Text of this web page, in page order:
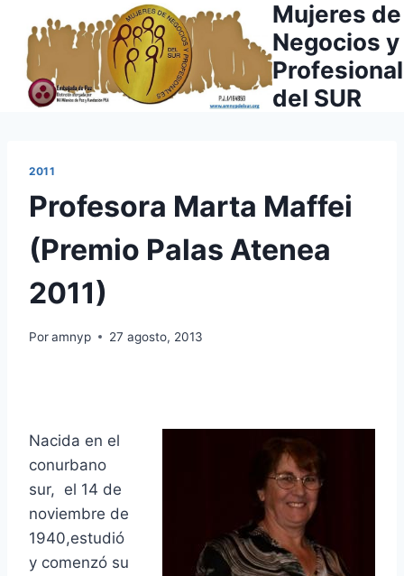
contenido
Mujeres de
Negocios y
del SUR
2011
Profesora Marta Maffei
(Premio Palas Atenea
2011)
Poramnyp 27 agosto, 2013
Nacida en el
conurbano
sur, el 14 de
noviembre de
1940,estudió
y comenzó su